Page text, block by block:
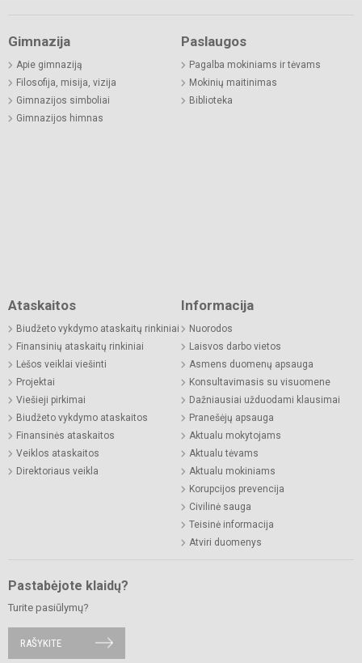
Gimnazija
Apie gimnaziją
Filosofija, misija, vizija
Gimnazijos simboliai
Gimnazijos himnas
Paslaugos
Pagalba mokiniams ir tėvams
Mokinių maitinimas
Biblioteka
Ataskaitos
Biudžeto vykdymo ataskaitų rinkiniai
Finansinių ataskaitų rinkiniai
Lėšos veiklai viešinti
Projektai
Viešieji pirkimai
Biudžeto vykdymo ataskaitos
Finansinės ataskaitos
Veiklos ataskaitos
Direktoriaus veikla
Informacija
Nuorodos
Laisvos darbo vietos
Asmens duomenų apsauga
Konsultavimasis su visuomene
Dažniausiai užduodami klausimai
Pranešėjų apsauga
Aktualu mokytojams
Aktualu tėvams
Aktualu mokiniams
Korupcijos prevencija
Civilinė sauga
Teisinė informacija
Atviri duomenys
Pastabėjote klaidų?
Turite pasiūlymų?
RAŠYKITE